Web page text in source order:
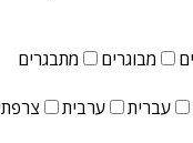
מבוגרים
מתבגרים
עברית ערבית